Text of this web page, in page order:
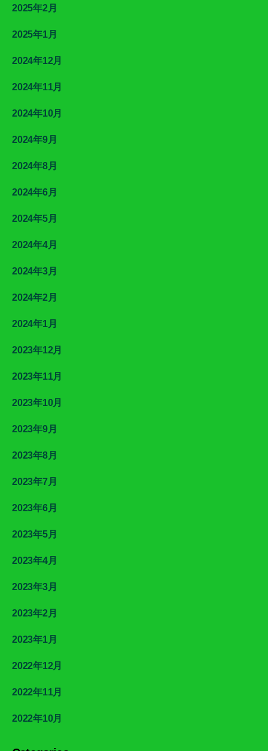
2025年2月
2025年1月
2024年12月
2024年11月
2024年10月
2024年9月
2024年8月
2024年6月
2024年5月
2024年4月
2024年3月
2024年2月
2024年1月
2023年12月
2023年11月
2023年10月
2023年9月
2023年8月
2023年7月
2023年6月
2023年5月
2023年4月
2023年3月
2023年2月
2023年1月
2022年12月
2022年11月
2022年10月